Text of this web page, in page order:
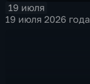
19 июля
19 июля 2026 года